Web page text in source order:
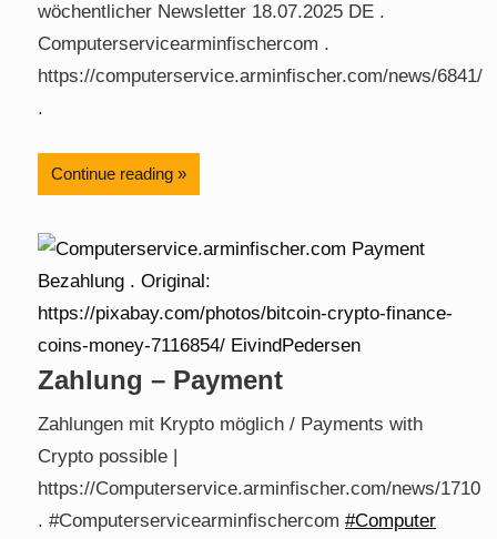
wöchentlicher Newsletter 18.07.2025 DE .
Computerservicearminfischercom .
https://computerservice.arminfischer.com/news/6841/
.
Continue reading
Zahlung – Payment
Zahlungen mit Krypto möglich / Payments with
Crypto possible |
https://Computerservice.arminfischer.com/news/1710
. #Computerservicearminfischercom #Computer